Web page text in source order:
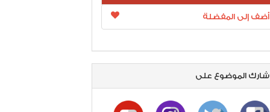
أضف إلى المفضلة
الموضوع على